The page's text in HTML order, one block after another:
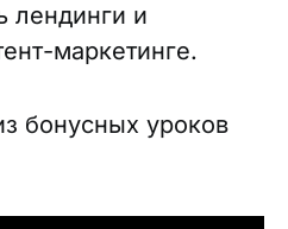
лендинги и
маркетинге.
бонусных уроков